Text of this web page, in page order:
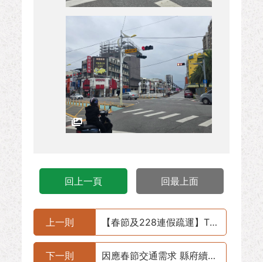
回上一頁 回最上面
上一則 【春節及228連假疏運】TPASS 2.0+ 擴大公共運輸回饋，春節搭國道客運優惠最高 42 折！
下一則 因應春節交通需求 縣府續推免費臨時停車便民服務